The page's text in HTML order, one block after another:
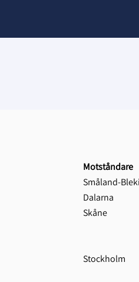
Motståndare
Småland-
Dalarna
Skåne
Stockholm